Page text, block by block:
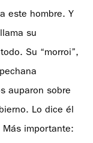
este hombre. Y
su
Su “morroi”,
auparon sobre
Lo dice él
importante: